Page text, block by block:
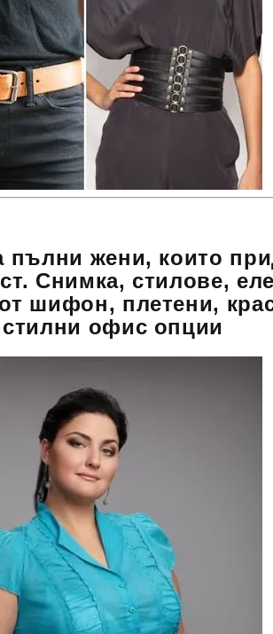
пълни жени, които
Снимка, стилове,
шифон, плетени,
офис опции